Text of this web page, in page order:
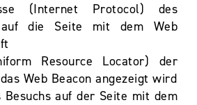
(Internet Protocol) des
die Seite mit dem Web
Resource Locator) der
Web Beacon angezeigt wird
Besuchs auf der Seite mit dem